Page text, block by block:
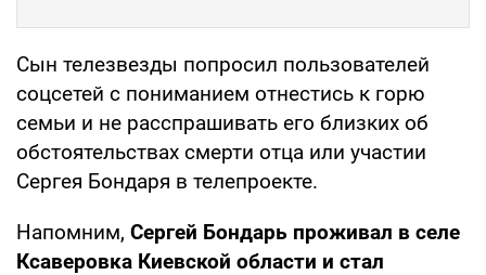
Сын телезвезды попросил пользователей
соцсетей с пониманием отнестись к горю
семьи и не расспрашивать его близких об
обстоятельствах смерти отца или участии
Сергея Бондаря в телепроекте.
Напомним, Сергей Бондарь проживал в селе
Ксаверовка Киевской области и стал